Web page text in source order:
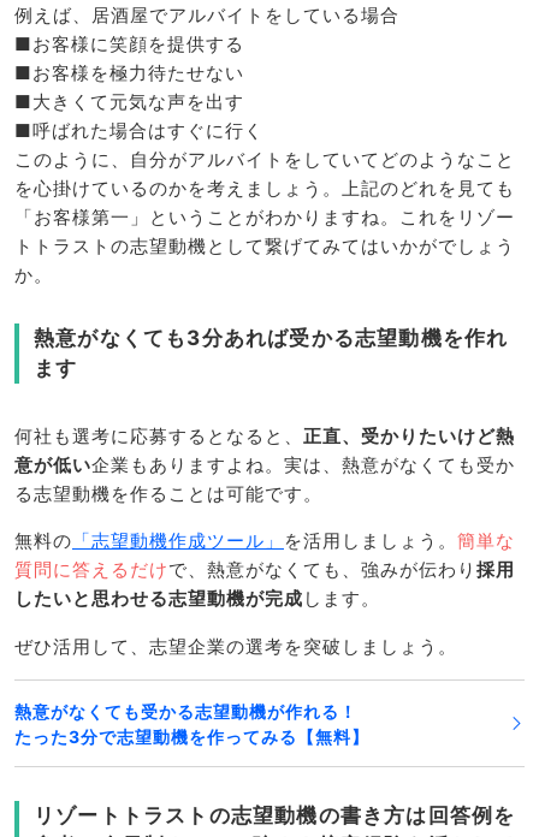
例えば、居酒屋でアルバイトをしている場合
■お客様に笑顔を提供する
■お客様を極力待たせない
■大きくて元気な声を出す
■呼ばれた場合はすぐに行く
このように、自分がアルバイトをしていてどのようなこと
を心掛けているのかを考えましょう。上記のどれを見ても
「お客様第一」ということがわかりますね。これをリゾー
トトラストの志望動機として繋げてみてはいかがでしょう
か。
熱意がなくても3分あれば受かる志望動機を作れ
ます
何社も選考に応募するとなると、 正直、受かりたいけど熱
意が低い企業もありますよね。実は、熱意がなくても受か
る志望動機を作ることは可能です。
無料の 「志望動機作成ツール」 を活用しましょう。 簡単な
質問に答えるだけで、熱意がなくても、強みが伝わり 採用
したいと思わせる志望動機が完成 します。
ぜひ活用して、志望企業の選考を突破しましょう。
熱意がなくても受かる志望動機が作れる！
たった3分で志望動機を作ってみる【無料】
リゾートトラストの志望動機の書き方は回答例を